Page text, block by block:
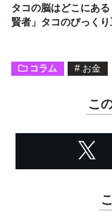
タコの脳はどこにあ
賢者」タコのびっく
コラム # お金
こ